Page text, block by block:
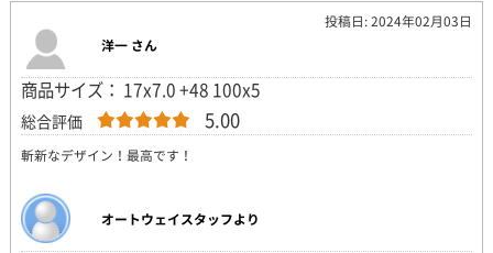
投稿日: 2024年02月03日
洋一 さん
商品サイズ： 17x7.0 +48 100x5
総合評価 5.00
斬新なデザイン！最高です！
オートウェイスタッフより